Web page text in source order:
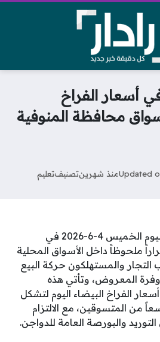
أسعار الفراخ
محافظة المنوفية
Updatedمنذ شهرينتصنيفتعليم
أسعار الفراخ البيضاء اليوم الخميس 4-6-2026 في
ملحوظاً داخل الأسواق المحلية
والمستهلكون حركة البيع
المعروض، وتأتي هذه
الفراخ البيضاء اليوم لتشكل
من المتسوقين، مع الالتزام
والبورصة العامة للدواجن.